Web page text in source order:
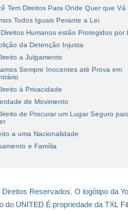
Tem Direitos Para Onde Quer que Vá
Todos Iguais Perante a Lei
Humanos estão Protegidos por
da Detenção Injusta
a Julgamento
Sempre Inocentes até Prova em
à Privacidade
de Movimento
de Procurar um Lugar Seguro
a uma Nacionalidade
e Família
Reservados. O logótipo da
do UNITED É propriedade da TXL